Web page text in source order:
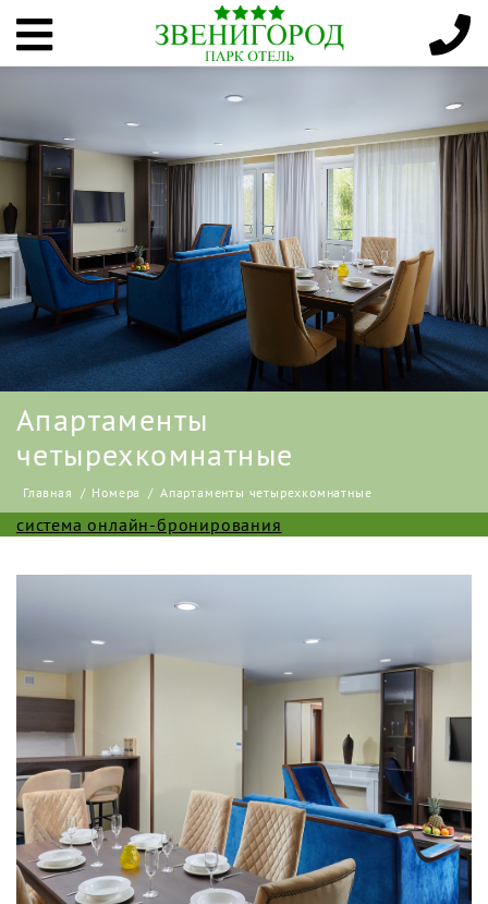
Апартаменты
четырехкомнатные
Главная Номера Апартаменты четырехкомнатные
система онлайн-бронирования